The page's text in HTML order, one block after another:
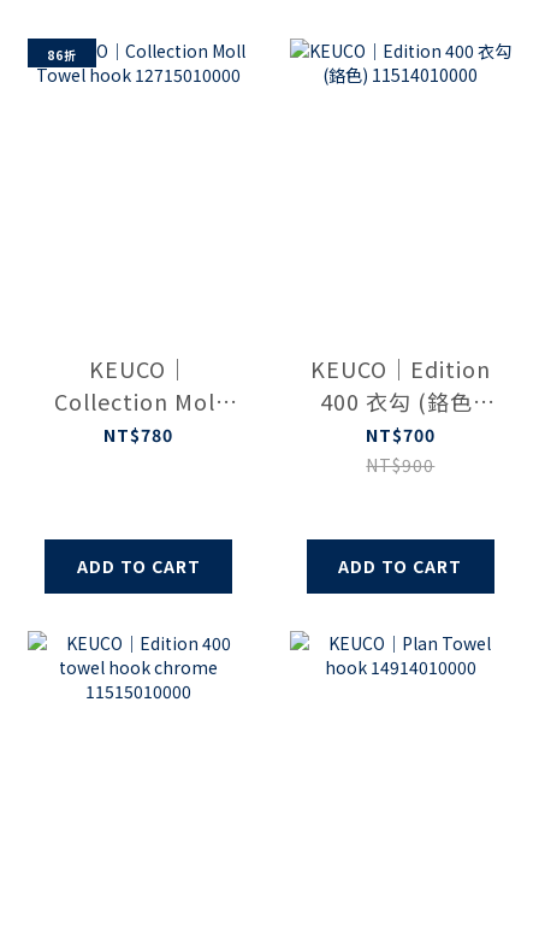
86折
KEUCO｜
Collection Moll
Towel hook
NT$780
ADD TO CART
KEUCO｜Edition
400 衣勾 (鉻色)
11514010000
NT$700
NT$900
ADD TO CART